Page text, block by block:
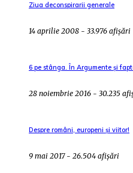
Ziua deconspirarii generale
14 aprilie 2008 - 33.976 afișări
6 pe stânga. În Argumente și
28 noiembrie 2016 - 30.235
Despre români, europeni și viitor!
9 mai 2017 - 26.504 afișări